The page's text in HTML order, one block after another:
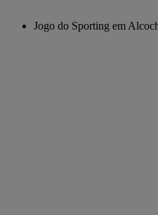
Jogo do Sporting em